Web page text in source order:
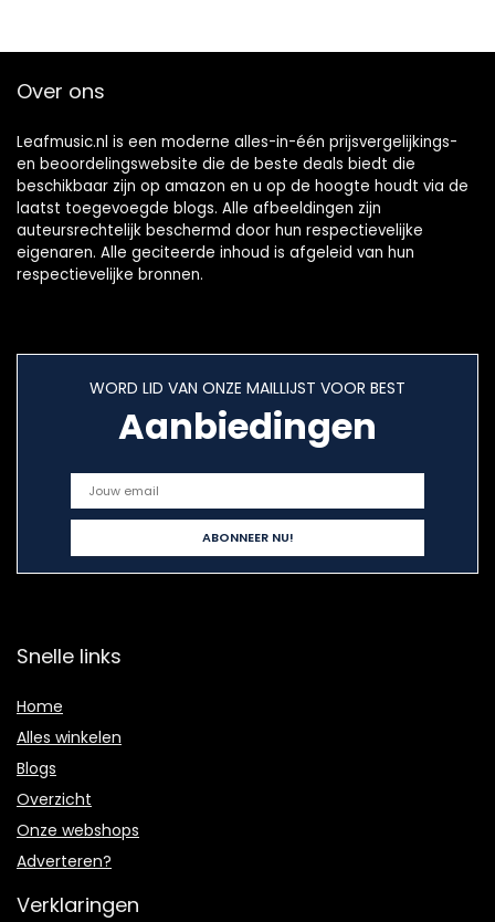
Over ons
Leafmusic.nl is een moderne alles-in-één prijsvergelijkings-
en beoordelingswebsite die de beste deals biedt die
beschikbaar zijn op amazon en u op de hoogte houdt via de
laatst toegevoegde blogs. Alle afbeeldingen zijn
auteursrechtelijk beschermd door hun respectievelijke
eigenaren. Alle geciteerde inhoud is afgeleid van hun
respectievelijke bronnen.
WORD LID VAN ONZE MAILLIJST VOOR BEST
Aanbiedingen
Snelle links
Home
Alles winkelen
Blogs
Overzicht
Onze webshops
Adverteren?
Verklaringen